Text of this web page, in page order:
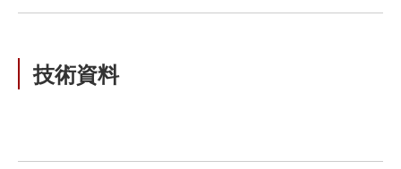
技術資料